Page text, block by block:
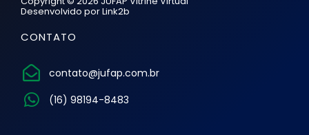
Desenvolvido porLink2b
CONTATO
contato@jufap.com.br
(16) 98194-8483